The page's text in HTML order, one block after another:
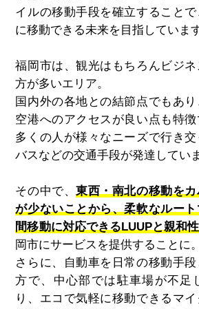
イルの移動手段を確立すること
に移動できる未来を目指しています
福岡市は、観光はもちろんビジ
方が多いエリア。
国内外の各地との結節点でもあ
空港へのアクセスが良い点も特徴
多くの人が様々なニーズで行き
バスなどの交通手段が発達してい
その中で、東西・南北の移動を
が少ないことから、柔軟なルー
間移動に対応できるLUUPと親和
岡市にサービスを提供することに。
さらに、自動車を日常の移動手
方で、中心部では駐車場が不足
り、エコで気軽に移動できるマ